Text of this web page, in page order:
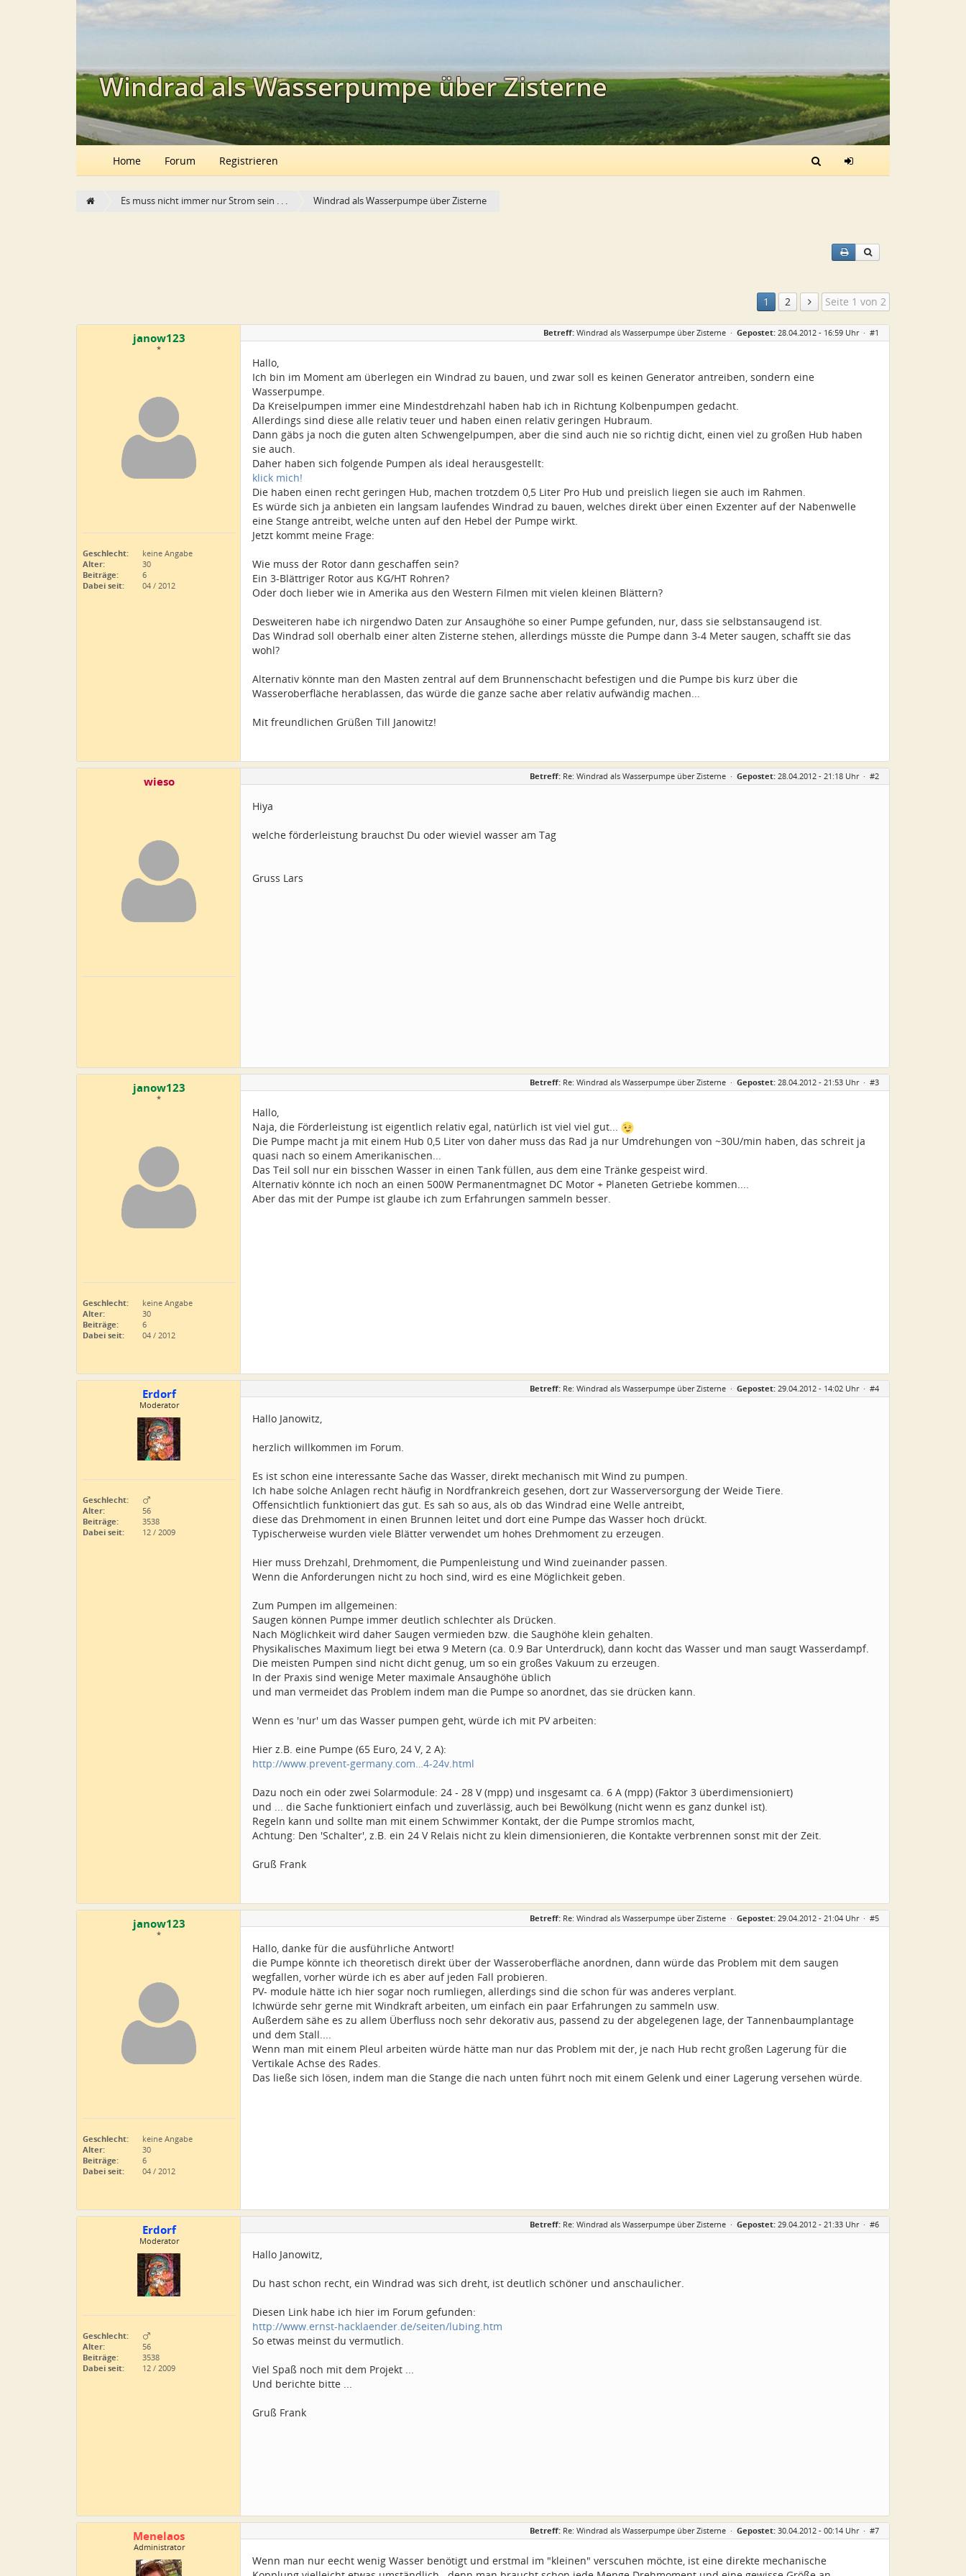
Windrad als Wasserpumpe über Zisterne
Home Forum Registrieren
Es muss nicht immer nur Strom sein . . . Windrad als Wasserpumpe über Zisterne
1 2 Seite 1 von 2
janow123
*
Geschlecht:
keine Angabe
Alter:
30
Beiträge:
6
Dabei seit:
04 / 2012
Betreff: Windrad als Wasserpumpe über Zisterne · Gepostet: 28.04.2012 - 16:59 Uhr · #1
Hallo,
Ich bin im Moment am überlegen ein Windrad zu bauen, und zwar soll es keinen Generator antreiben, sondern eine
Wasserpumpe.
Da Kreiselpumpen immer eine Mindestdrehzahl haben hab ich in Richtung Kolbenpumpen gedacht.
Allerdings sind diese alle relativ teuer und haben einen relativ geringen Hubraum.
Dann gäbs ja noch die guten alten Schwengelpumpen, aber die sind auch nie so richtig dicht, einen viel zu großen Hub haben
sie auch.
Daher haben sich folgende Pumpen als ideal herausgestellt:
klick mich!
Die haben einen recht geringen Hub, machen trotzdem 0,5 Liter Pro Hub und preislich liegen sie auch im Rahmen.
Es würde sich ja anbieten ein langsam laufendes Windrad zu bauen, welches direkt über einen Exzenter auf der Nabenwelle
eine Stange antreibt, welche unten auf den Hebel der Pumpe wirkt.
Jetzt kommt meine Frage:
Wie muss der Rotor dann geschaffen sein?
Ein 3-Blättriger Rotor aus KG/HT Rohren?
Oder doch lieber wie in Amerika aus den Western Filmen mit vielen kleinen Blättern?
Desweiteren habe ich nirgendwo Daten zur Ansaughöhe so einer Pumpe gefunden, nur, dass sie selbstansaugend ist.
Das Windrad soll oberhalb einer alten Zisterne stehen, allerdings müsste die Pumpe dann 3-4 Meter saugen, schafft sie das
wohl?
Alternativ könnte man den Masten zentral auf dem Brunnenschacht befestigen und die Pumpe bis kurz über die
Wasseroberfläche herablassen, das würde die ganze sache aber relativ aufwändig machen...
Mit freundlichen Grüßen Till Janowitz!
wieso Betreff: Re: Windrad als Wasserpumpe über Zisterne · Gepostet: 28.04.2012 - 21:18 Uhr · #2
Hiya
welche förderleistung brauchst Du oder wieviel wasser am Tag
Gruss Lars
janow123
*
Geschlecht:
keine Angabe
Alter:
30
Beiträge:
6
Dabei seit:
04 / 2012
Betreff: Re: Windrad als Wasserpumpe über Zisterne · Gepostet: 28.04.2012 - 21:53 Uhr · #3
Hallo,
Naja, die Förderleistung ist eigentlich relativ egal, natürlich ist viel viel gut...
Die Pumpe macht ja mit einem Hub 0,5 Liter von daher muss das Rad ja nur Umdrehungen von ~30U/min haben, das schreit ja
quasi nach so einem Amerikanischen...
Das Teil soll nur ein bisschen Wasser in einen Tank füllen, aus dem eine Tränke gespeist wird.
Alternativ könnte ich noch an einen 500W Permanentmagnet DC Motor + Planeten Getriebe kommen....
Aber das mit der Pumpe ist glaube ich zum Erfahrungen sammeln besser.
Erdorf
Moderator
Geschlecht:
Alter:
56
Beiträge:
3538
Dabei seit:
12 / 2009
Betreff: Re: Windrad als Wasserpumpe über Zisterne · Gepostet: 29.04.2012 - 14:02 Uhr · #4
Hallo Janowitz,
herzlich willkommen im Forum.
Es ist schon eine interessante Sache das Wasser, direkt mechanisch mit Wind zu pumpen.
Ich habe solche Anlagen recht häufig in Nordfrankreich gesehen, dort zur Wasserversorgung der Weide Tiere.
Offensichtlich funktioniert das gut. Es sah so aus, als ob das Windrad eine Welle antreibt,
diese das Drehmoment in einen Brunnen leitet und dort eine Pumpe das Wasser hoch drückt.
Typischerweise wurden viele Blätter verwendet um hohes Drehmoment zu erzeugen.
Hier muss Drehzahl, Drehmoment, die Pumpenleistung und Wind zueinander passen.
Wenn die Anforderungen nicht zu hoch sind, wird es eine Möglichkeit geben.
Zum Pumpen im allgemeinen:
Saugen können Pumpe immer deutlich schlechter als Drücken.
Nach Möglichkeit wird daher Saugen vermieden bzw. die Saughöhe klein gehalten.
Physikalisches Maximum liegt bei etwa 9 Metern (ca. 0.9 Bar Unterdruck), dann kocht das Wasser und man saugt Wasserdampf.
Die meisten Pumpen sind nicht dicht genug, um so ein großes Vakuum zu erzeugen.
In der Praxis sind wenige Meter maximale Ansaughöhe üblich
und man vermeidet das Problem indem man die Pumpe so anordnet, das sie drücken kann.
Wenn es 'nur' um das Wasser pumpen geht, würde ich mit PV arbeiten:
Hier z.B. eine Pumpe (65 Euro, 24 V, 2 A):
http://www.prevent-germany.com…4-24v.html
Dazu noch ein oder zwei Solarmodule: 24 - 28 V (mpp) und insgesamt ca. 6 A (mpp) (Faktor 3 überdimensioniert)
und ... die Sache funktioniert einfach und zuverlässig, auch bei Bewölkung (nicht wenn es ganz dunkel ist).
Regeln kann und sollte man mit einem Schwimmer Kontakt, der die Pumpe stromlos macht,
Achtung: Den 'Schalter', z.B. ein 24 V Relais nicht zu klein dimensionieren, die Kontakte verbrennen sonst mit der Zeit.
Gruß Frank
janow123
*
Geschlecht:
keine Angabe
Alter:
30
Beiträge:
6
Dabei seit:
04 / 2012
Betreff: Re: Windrad als Wasserpumpe über Zisterne · Gepostet: 29.04.2012 - 21:04 Uhr · #5
Hallo, danke für die ausführliche Antwort!
die Pumpe könnte ich theoretisch direkt über der Wasseroberfläche anordnen, dann würde das Problem mit dem saugen
wegfallen, vorher würde ich es aber auf jeden Fall probieren.
PV- module hätte ich hier sogar noch rumliegen, allerdings sind die schon für was anderes verplant.
Ichwürde sehr gerne mit Windkraft arbeiten, um einfach ein paar Erfahrungen zu sammeln usw.
Außerdem sähe es zu allem Überfluss noch sehr dekorativ aus, passend zu der abgelegenen lage, der Tannenbaumplantage
und dem Stall....
Wenn man mit einem Pleul arbeiten würde hätte man nur das Problem mit der, je nach Hub recht großen Lagerung für die
Vertikale Achse des Rades.
Das ließe sich lösen, indem man die Stange die nach unten führt noch mit einem Gelenk und einer Lagerung versehen würde.
Erdorf
Moderator
Geschlecht:
Alter:
56
Beiträge:
3538
Dabei seit:
12 / 2009
Betreff: Re: Windrad als Wasserpumpe über Zisterne · Gepostet: 29.04.2012 - 21:33 Uhr · #6
Hallo Janowitz,
Du hast schon recht, ein Windrad was sich dreht, ist deutlich schöner und anschaulicher.
Diesen Link habe ich hier im Forum gefunden:
http://www.ernst-hacklaender.de/seiten/lubing.htm
So etwas meinst du vermutlich.
Viel Spaß noch mit dem Projekt ...
Und berichte bitte ...
Gruß Frank
Menelaos
Administrator
Betreff: Re: Windrad als Wasserpumpe über Zisterne · Gepostet: 30.04.2012 - 00:14 Uhr · #7
Wenn man nur eecht wenig Wasser benötigt und erstmal im "kleinen" verscuhen möchte, ist eine direkte mechanische